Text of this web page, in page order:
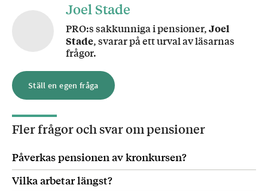
Joel Stade
PRO:s sakkunniga i pensioner,Joel
Stade, svarar på ett urval av läsarnas
frågor.
Ställ en egen fråga
Fler frågor och svar ompensioner
Påverkas pensionen av kronkursen?
Vilka arbetar längst?